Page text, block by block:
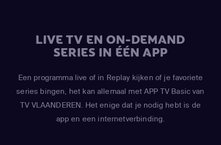
LIVE TV EN ON-DEMAND
SERIES IN ÉÉN APP
Een programma live of in Replay kijken of je favoriete
series bingen, het kan allemaal met APP TV Basic van
TV VLAANDEREN. Het enige dat je nodig hebt is de
app en een internetverbinding.